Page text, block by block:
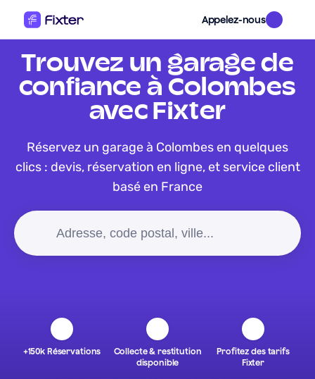
Appelez-nous
Trouvez un garage de
confiance à Colombes
avec Fixter
Réservez un garage à Colombes en quelques
clics : devis, réservation en ligne, et service client
basé en France
+150k Réservations
Collecte & restitution
disponible
Profitez des tarifs
Fixter